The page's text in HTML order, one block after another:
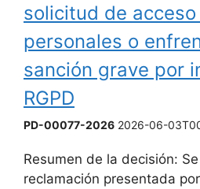
solicitud de
personales o
sanción grave por
RGPD
PD-00077-2026 2026-06-
Resumen de la decisión:
reclamación presentada